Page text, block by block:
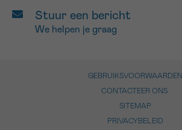
Stuur een bericht
We helpen je graag
GEBRUIKSVOORWAARDEN
CONTACTEER ONS
SITEMAP
PRIVACYBELEID